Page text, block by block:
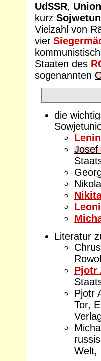
UdSSR,
kurz
Vielzahl von
vier
Staaten des
sogenannten
die
Lenin
Josef
Literatur
Pjotr
Pjotr
Tor,
Welt,